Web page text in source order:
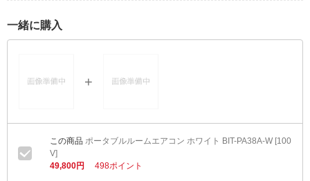
一緒に購入
ポータブルルームエアコン ホワイト BIT-PA38A-W [100
V]
49,800円
498ポイント